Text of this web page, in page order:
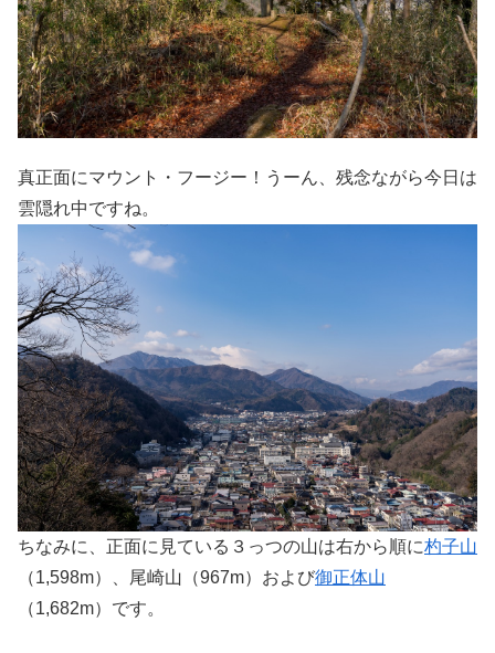
真正面にマウント・フージー！うーん、残念ながら今日は
雲隠れ中ですね。
ちなみに、正面に見ている３っつの山は右から順に杓子山
（1,598m）、尾崎山（967m）および御正体山
（1,682m）です。